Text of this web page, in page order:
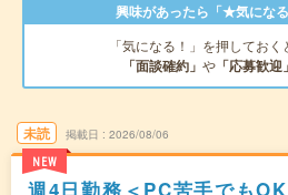
興味があったら「★気にな
「気になる！」を押してお
「面談確約」 や 「応募歓迎」
未読
NEW
掲載日 2026/08/06
週4日勤務＜PC苦手でも